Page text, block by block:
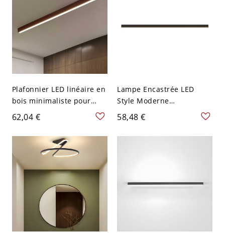
Plafonnier LED linéaire en
bois minimaliste pour
couloir - Couleur de Noyer
110 V-120 V 60,96 cm
Blanc
62,04 €
Lampe Encastrée LED
Style Moderne
Minimaliste Linéaire en
Noir Plafonnier
Métallique pour Chambre
58,48 €